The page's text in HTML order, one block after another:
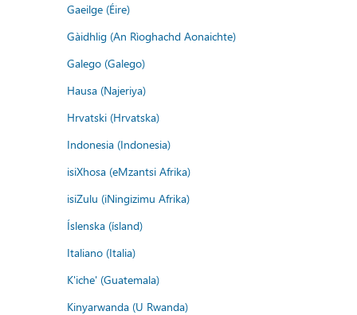
Gaeilge (Éire)
Gàidhlig (An Rìoghachd Aonaichte)
Galego (Galego)
Hausa (Najeriya)
Hrvatski (Hrvatska)
Indonesia (Indonesia)
isiXhosa (eMzantsi Afrika)
isiZulu (iNingizimu Afrika)
Íslenska (ísland)
Italiano (Italia)
K'iche' (Guatemala)
Kinyarwanda (U Rwanda)